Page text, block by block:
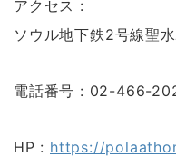
アクセス :
ソウル地下鉄2号線聖
電話番号 : 02-466-
HP : https://